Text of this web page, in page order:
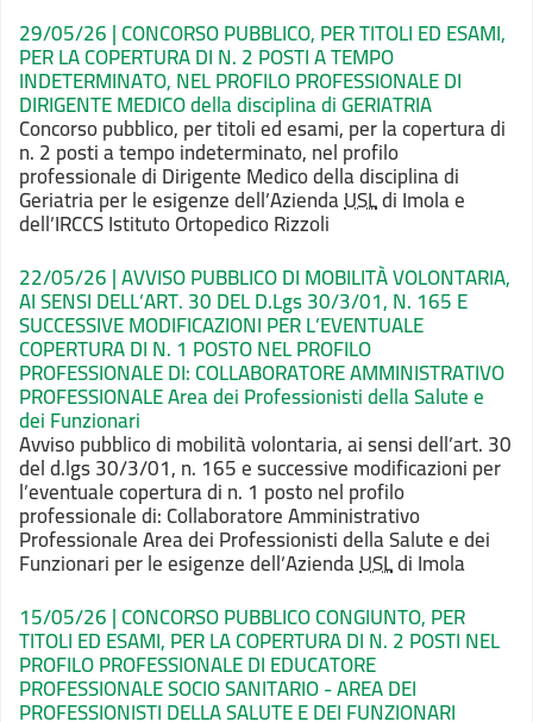
29/05/26 | CONCORSO PUBBLICO, PER TITOLI ED ESAMI,
PER LA COPERTURA DI N. 2 POSTI A TEMPO
INDETERMINATO, NEL PROFILO PROFESSIONALE DI
DIRIGENTE MEDICO della disciplina di GERIATRIA
Concorso pubblico, per titoli ed esami, per lacopertura di
n. 2 posti a tempo indeterminato, nel profilo
professionale di DirigenteMedico della disciplina di
Geriatria per le esigenze dell’AziendaUSLdi Imolae
dell’IRCCS Istituto Ortopedico Rizzoli
22/05/26 | AVVISO PUBBLICO DI MOBILITÀ VOLONTARIA,
AI SENSI DELL’ART. 30 DEL D.Lgs 30/3/01, N. 165 E
SUCCESSIVE MODIFICAZIONI PER L’EVENTUALE
COPERTURA DI N. 1 POSTO NEL PROFILO
PROFESSIONALE DI: COLLABORATORE AMMINISTRATIVO
PROFESSIONALE Area dei Professionisti della Salute e
dei Funzionari
Avviso pubblico di mobilitàvolontaria, ai sensi dell’art. 30
del d.lgs 30/3/01, n. 165 e successivemodificazioni per
l’eventuale copertura di n. 1 posto nel profilo
professionaledi: Collaboratore Amministrativo
Professionale Area dei Professionisti della Salutee dei
Funzionari per le esigenze dell’AziendaUSLdi Imola
15/05/26 | CONCORSO PUBBLICO CONGIUNTO, PER
TITOLI ED ESAMI, PER LA COPERTURA DI N. 2 POSTI NEL
PROFILO PROFESSIONALE DI EDUCATORE
PROFESSIONALE SOCIO SANITARIO - AREA DEI
PROFESSIONISTI DELLA SALUTE E DEI FUNZIONARI